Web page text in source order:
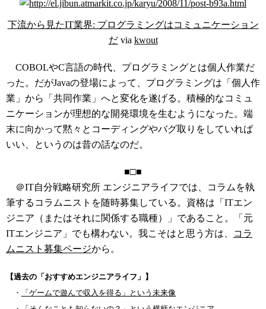
下流から見たIT業界: プログラミングはコミュニケーション
だvia kwout
COBOLやC言語の時代、プログラミングとは個人作業だ
った。だがJavaの登場によって、プログラミングは「個人作
業」から「共同作業」へと変化を遂げる。積極的なコミュ
ニケーションが理想的な開発環境を生むようになった。端
末に向かって黙々とコーディングやバグ取りをしていれば
いい、というのは昔の話なのだ。
■□■
＠IT自分戦略研究所 エンジニアライフでは、コラムを執
筆するコラムニストを随時募集している。資格は「ITエン
ジニア（またはそれに関係する職種）」であること。「元
ITエンジニア」でも構わない。我こそはと思う方は、
コラ
ムニスト募集ページから。
【過去の「おすすめエンジニアライフ」】
・
「ゲームで遊んで収入を得る」という未来像